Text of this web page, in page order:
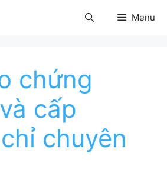
Menu
chứng
cấp
chuyên